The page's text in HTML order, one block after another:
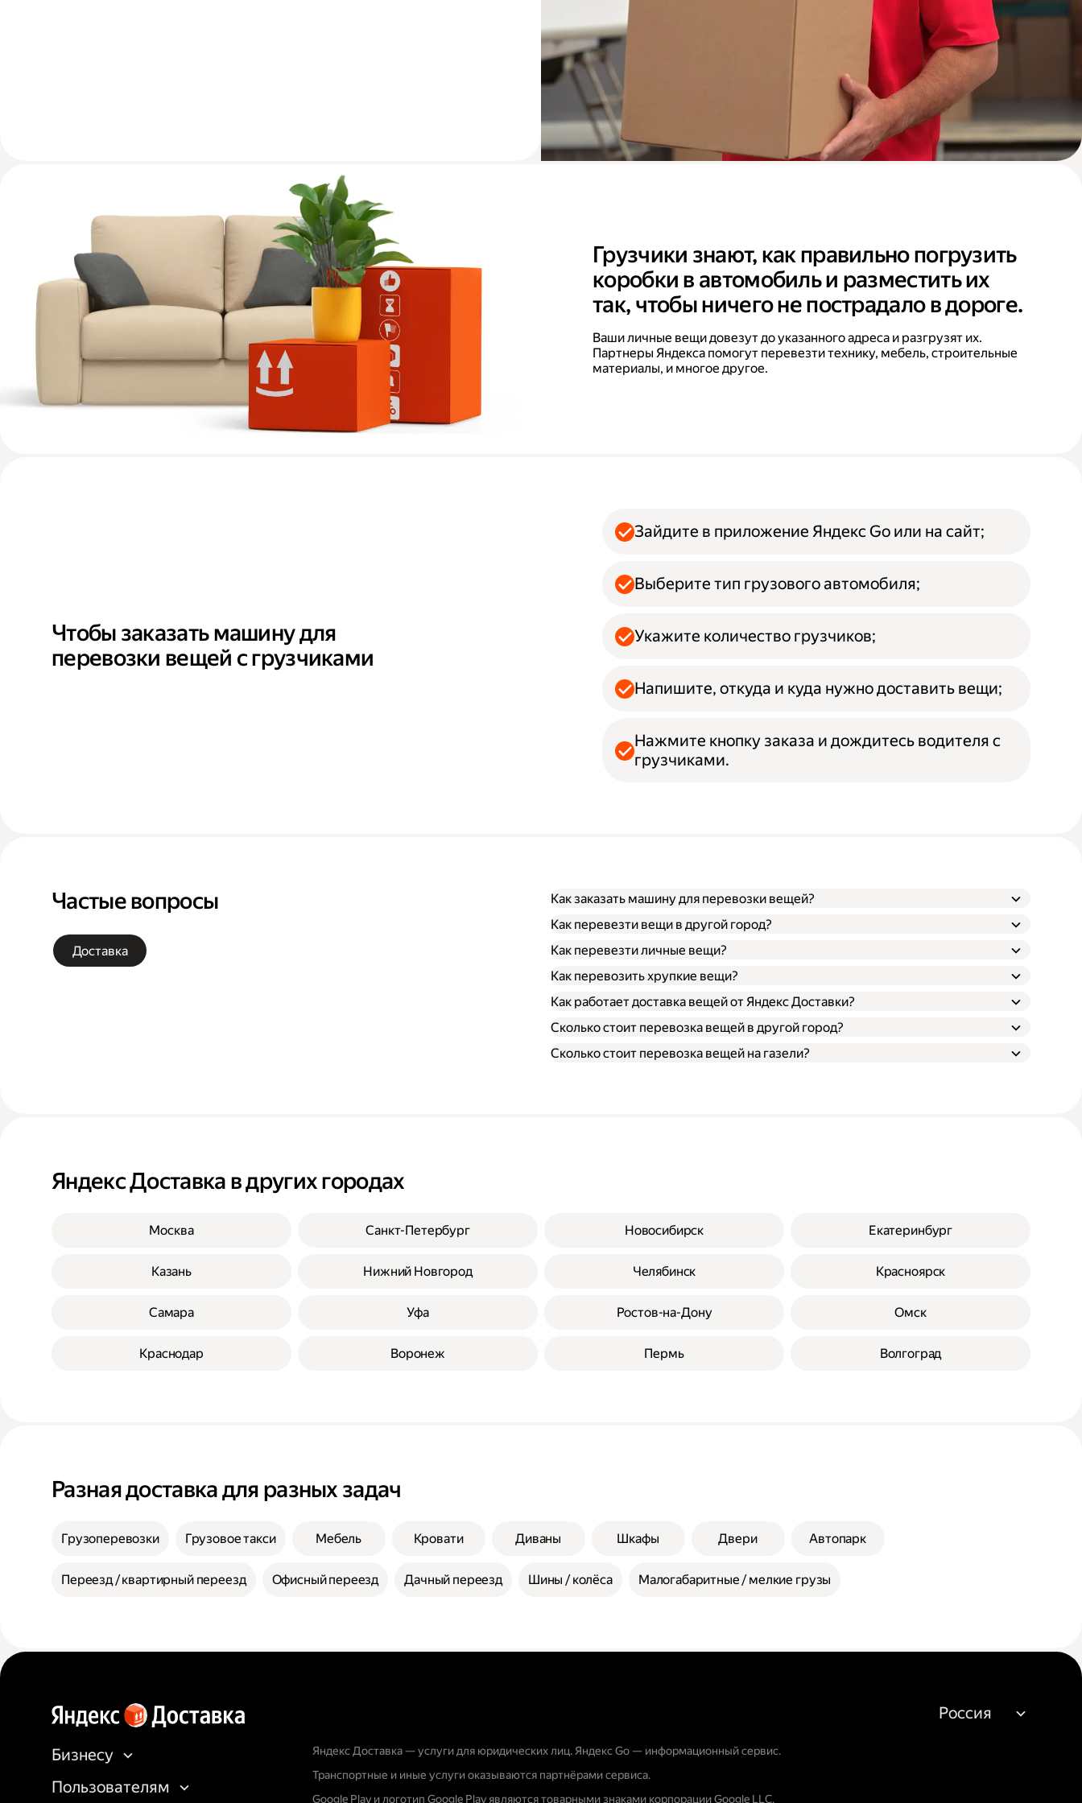
Грузчики знают, как правильно погрузить
коробки в автомобиль и разместить их
так, чтобы ничего не пострадало в дороге.
Ваши личные вещи довезут до указанного адреса и разгрузят их.
Партнеры Яндекса помогут перевезти технику, мебель, строительные
материалы, и многое другое.
Чтобы заказать машину для
перевозки вещей с грузчиками
Зайдите в приложение Яндекс Go или на сайт;
Выберите тип грузового автомобиля;
Укажите количество грузчиков;
Напишите, откуда и куда нужно доставить вещи;
Нажмите кнопку заказа и дождитесь водителя с
грузчиками.
Частые вопросы
Доставка
Как заказать машину для перевозки вещей?
Как перевезти вещи в другой город?
Как перевезти личные вещи?
Как перевозить хрупкие вещи?
Как работает доставка вещей от Яндекс Доставки?
Сколько стоит перевозка вещей в другой город?
Сколько стоит перевозка вещей на газели?
Яндекс Доставка в других городах
Москва Санкт-Петербург Новосибирск Екатеринбург
Казань Нижний Новгород Челябинск Красноярск
Самара Уфа Ростов-на-Дону Омск
Краснодар Воронеж Пермь Волгоград
Разная доставка для разных задач
Грузоперевозки Грузовое такси Мебель Кровати Диваны Шкафы Двери Автопарк
Переезд / квартирный переезд Офисный переезд Дачный переезд Шины / колёса Малогабаритные / мелкие грузы
Бизнесу
Пользователям
Яндекс Доставка — услуги для юридических лиц. Яндекс Go — информационный сервис.
Транспортные и иные услуги оказываются партнёрами сервиса.
Google Play и логотип Google Play являются товарными знаками корпорации Google LLC.
Россия